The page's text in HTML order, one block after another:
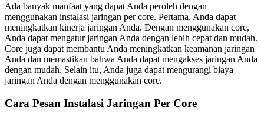
Ada banyak manfaat yang dapat Anda peroleh dengan
menggunakan instalasi jaringan per core. Pertama, Anda dapat
meningkatkan kinerja jaringan Anda. Dengan menggunakan core,
Anda dapat mengatur jaringan Anda dengan lebih cepat dan mudah.
Core juga dapat membantu Anda meningkatkan keamanan jaringan
Anda dan memastikan bahwa Anda dapat mengakses jaringan Anda
dengan mudah. Selain itu, Anda juga dapat mengurangi biaya
jaringan Anda dengan menggunakan core.
Cara Pesan Instalasi Jaringan Per Core